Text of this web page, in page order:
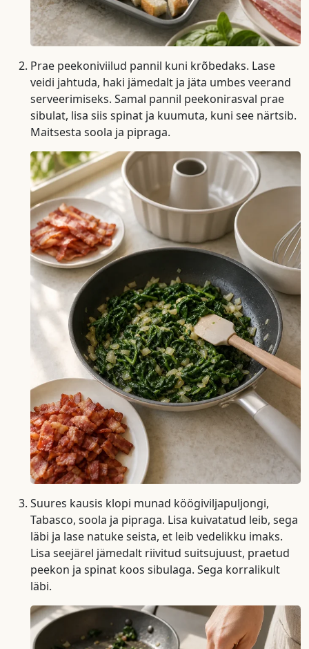
Prae peekoniviilud pannil kuni krõbedaks. Lase
veidi jahtuda, haki jämedalt ja jäta umbes veerand
serveerimiseks. Samal pannil peekonirasval prae
sibulat, lisa siis spinat ja kuumuta, kuni see närtsib.
Maitsesta soola ja pipraga.
Suures kausis klopi munad köögiviljapuljongi,
Tabasco, soola ja pipraga. Lisa kuivatatud leib, sega
läbi ja lase natuke seista, et leib vedelikku imaks.
Lisa seejärel jämedalt riivitud suitsujuust, praetud
peekon ja spinat koos sibulaga. Sega korralikult
läbi.